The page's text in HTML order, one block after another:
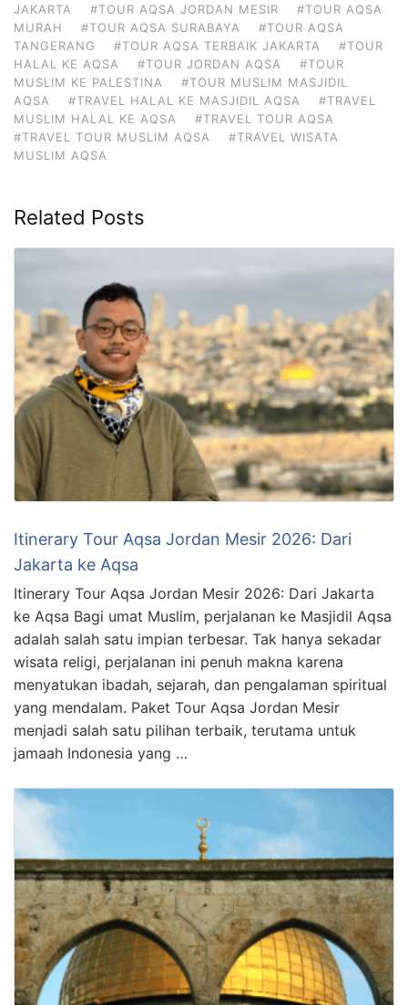
JAKARTA #TOUR AQSA JORDAN MESIR
#TOUR AQSA
MURAH
#TOUR AQSA SURABAYA
#TOUR AQSA
TANGERANG
#TOUR AQSA TERBAIK JAKARTA
#TOUR
HALAL KE AQSA
#TOUR JORDAN AQSA
#TOUR
MUSLIM KE PALESTINA
#TOUR MUSLIM MASJIDIL
AQSA
#TRAVEL HALAL KE MASJIDIL AQSA
#TRAVEL
MUSLIM HALAL KE AQSA
#TRAVEL TOUR AQSA
#TRAVEL TOUR MUSLIM AQSA
#TRAVEL WISATA
MUSLIM AQSA
Related Posts
Itinerary Tour Aqsa Jordan Mesir 2026: Dari
Jakarta ke Aqsa
Itinerary Tour Aqsa Jordan Mesir 2026: Dari Jakarta
ke Aqsa Bagi umat Muslim, perjalanan ke Masjidil Aqsa
adalah salah satu impian terbesar. Tak hanya sekadar
wisata religi, perjalanan ini penuh makna karena
menyatukan ibadah, sejarah, dan pengalaman spiritual
yang mendalam. Paket Tour Aqsa Jordan Mesir
menjadi salah satu pilihan terbaik, terutama untuk
jamaah Indonesia yang …